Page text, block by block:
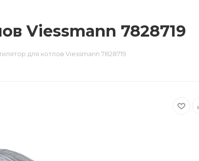
Viessmann 7828719
для котлов Viessmann 7828719